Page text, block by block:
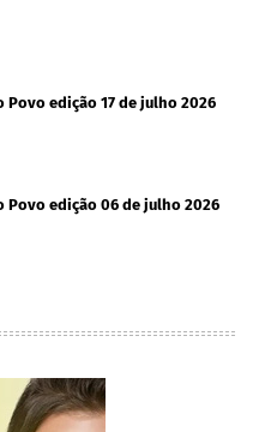
Povo edição 17 de julho 2026
Povo edição 06 de julho 2026